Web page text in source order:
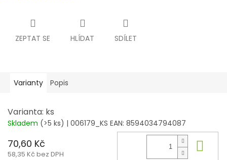
ZEPTAT SE HLÍDAT SDÍLET
Varianty Popis
Varianta: ks
Skladem (>5 ks) | 006179_KS EAN: 8594034794087
70,60 Kč
58,35 Kč bez DPH